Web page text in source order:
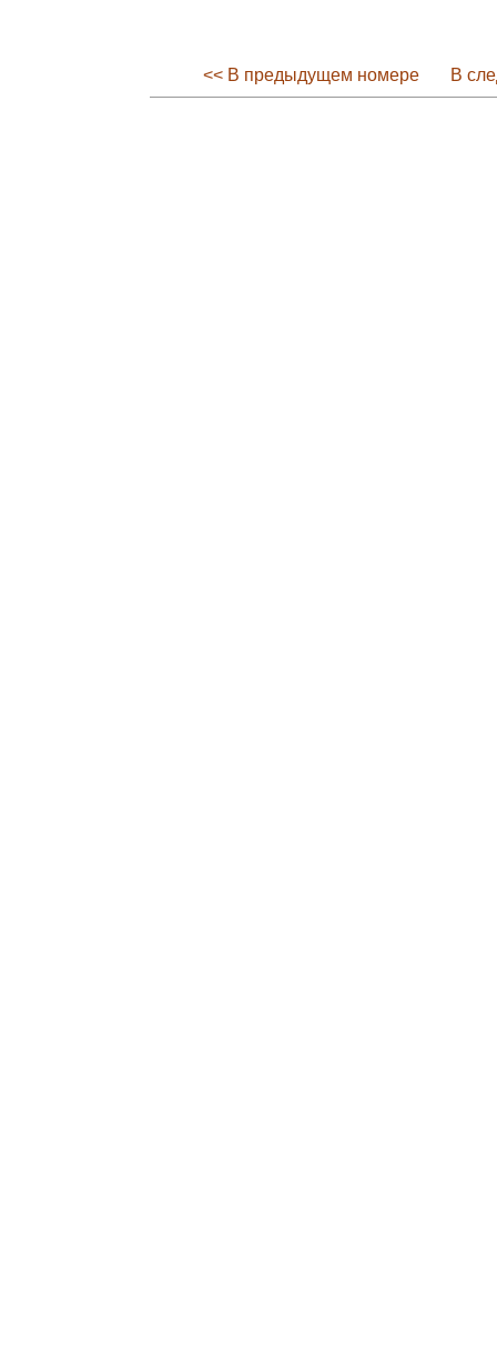
<< В предыдущем номере В